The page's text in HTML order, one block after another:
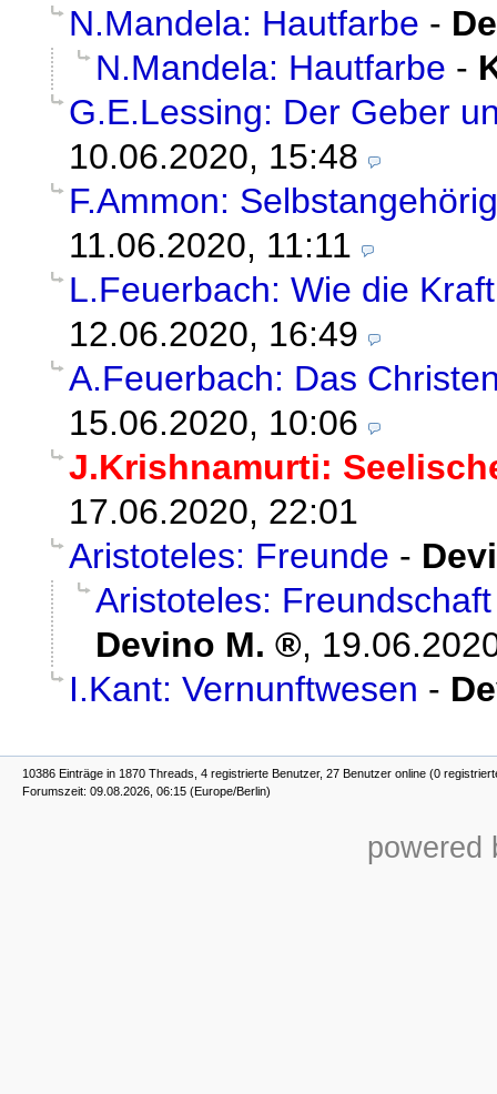
N.Mandela: Hautfarbe -
N.Mandela: Hautfarbe -
G.E.Lessing: Der Geber
10.06.2020, 15:48
F.Ammon:
11.06.2020, 11:11
L.Feuerbach: Wie die
12.06.2020, 16:49
A.Feuerbach: Das
15.06.2020, 10:06
J.Krishnamurti:
17.06.2020, 22:01
Aristoteles: Freunde -
Aristoteles:
Devino M.
,
I.Kant: Vernunftwesen -
10386 Einträge in 1870 Threads, 4 registrierte Benutzer, 27 Benutzer online (0
Forumszeit: 09.08.2026, 06:15 (Europe/Berlin)
powered